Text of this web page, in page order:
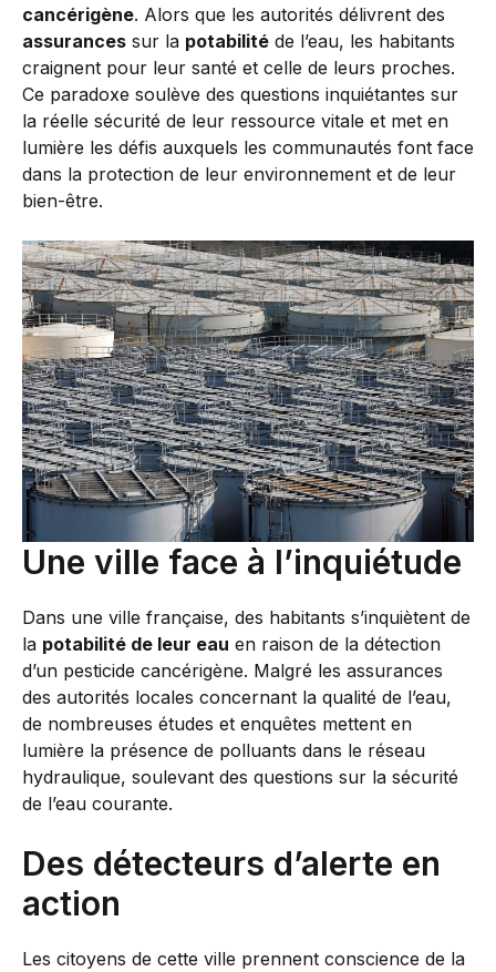
cancérigène. Alors que les autorités délivrent des
assurances sur la potabilité de l’eau, les habitants
craignent pour leur santé et celle de leurs proches.
Ce paradoxe soulève des questions inquiétantes sur
la réelle sécurité de leur ressource vitale et met en
lumière les défis auxquels les communautés font face
dans la protection de leur environnement et de leur
bien-être.
Une ville face à l’inquiétude
Dans une ville française, des habitants s’inquiètent de
la potabilité de leur eau en raison de la détection
d’un pesticide cancérigène. Malgré les assurances
des autorités locales concernant la qualité de l’eau,
de nombreuses études et enquêtes mettent en
lumière la présence de polluants dans le réseau
hydraulique, soulevant des questions sur la sécurité
de l’eau courante.
Des détecteurs d’alerte en
action
Les citoyens de cette ville prennent conscience de la